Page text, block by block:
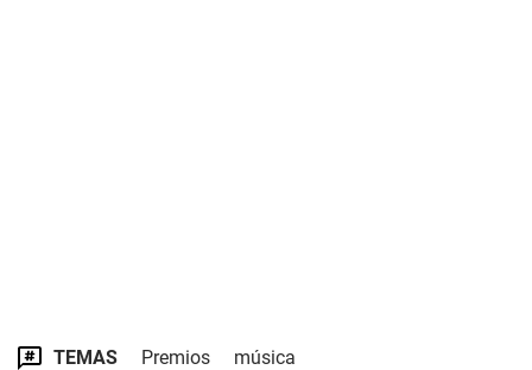
TEMAS Premios música